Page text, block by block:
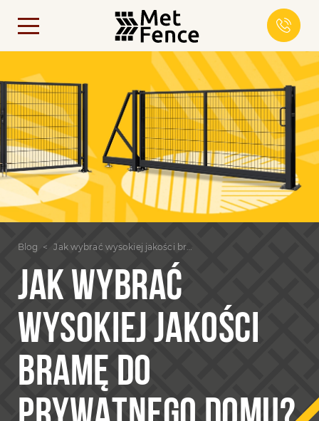
Blog Jak wybrać wysokiej jakości bramę do prywatnego domu?
JAK WYBRAĆ
WYSOKIEJ JAKOŚCI
BRAMĘ DO